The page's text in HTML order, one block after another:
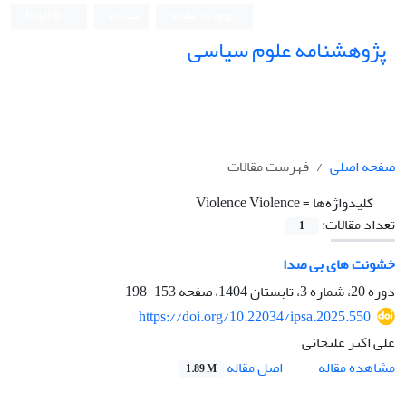
پژوهشنامه علوم سیاسی
صفحه اصلی
فهرست مقالات
کلیدواژه‌ها =Violence Violence
تعداد مقالات:
1
خشونت های بی صدا
دوره 20، شماره 3، تابستان 1404، صفحه
153-198
https://doi.org/10.22034/ipsa.2025.550
علی اکبر علیخانی
مشاهده مقاله
اصل مقاله 1.89 M